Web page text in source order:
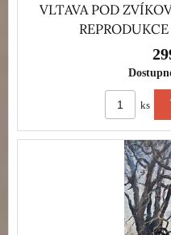
VLTAVA POD
ks